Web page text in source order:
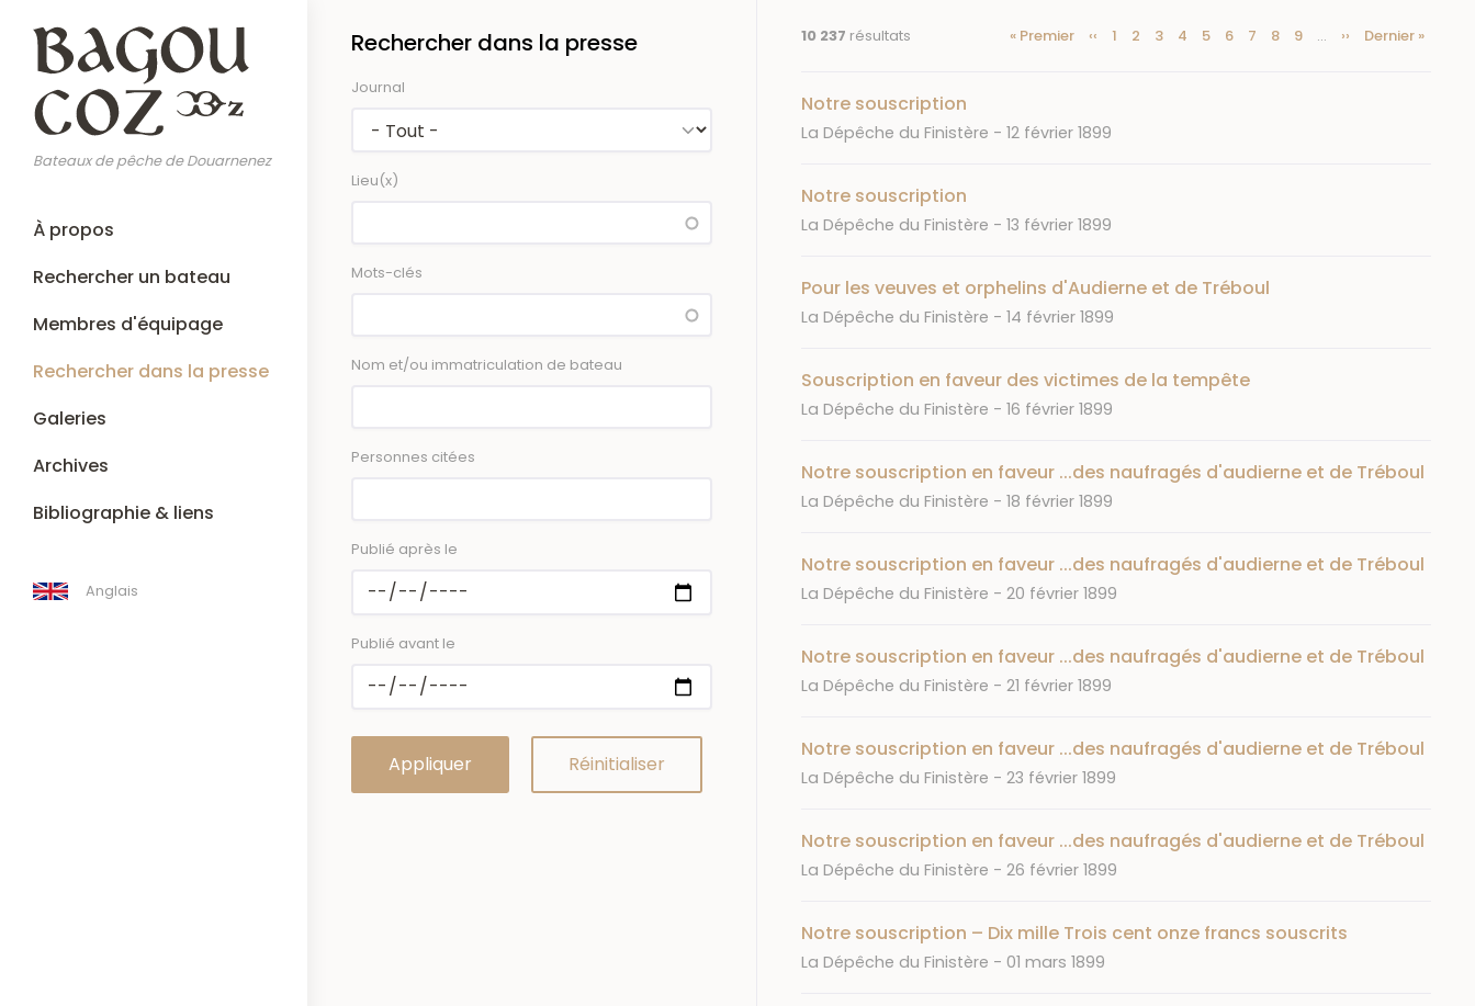
contenu
principal
Bateaux de pêche de Douarnenez
Main
navigation
À propos
Rechercher un bateau
Membres d'équipage
Rechercher dans la presse
Galeries
Archives
Bibliographie & liens
Anglais
Rechercher dans la presse
Journal
Lieu(x)
Mots-clés
Nom et/ou immatriculation de bateau
Personnes citées
Publié après le
Publié avant le
10 237 résultats
Pagination
Première
« Premier
Page
‹‹ Page
1
Page
2 Page
3 Page
4 Page
5 Page
6 Page
7 Page
8 Page
9 …
Page
››
Dernière
Dernier »
Notre souscription
Journal
La Dépêche du Finistère Date
12 février 1899
Notre souscription
Journal
La Dépêche du Finistère Date
13 février 1899
Pour les veuves et orphelins d'Audierne et de Tréboul
Journal
La Dépêche du Finistère Date
14 février 1899
Souscription en faveur des victimes de la tempête
Journal
La Dépêche du Finistère Date
16 février 1899
Notre souscription en faveur ...des naufragés d'audierne et de Tréboul
Journal
La Dépêche du Finistère Date
18 février 1899
Notre souscription en faveur ...des naufragés d'audierne et de Tréboul
Journal
La Dépêche du Finistère Date
20 février 1899
Notre souscription en faveur ...des naufragés d'audierne et de Tréboul
Journal
La Dépêche du Finistère Date
21 février 1899
Notre souscription en faveur ...des naufragés d'audierne et de Tréboul
Journal
La Dépêche du Finistère Date
23 février 1899
Notre souscription en faveur ...des naufragés d'audierne et de Tréboul
Journal
La Dépêche du Finistère Date
26 février 1899
Notre souscription – Dix mille Trois cent onze francs souscrits
Journal
La Dépêche du Finistère Date
01 mars 1899